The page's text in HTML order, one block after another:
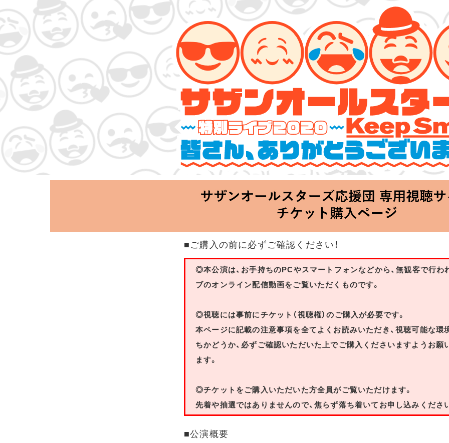
サザンオールスターズ 特別ライブ 2020
「Keep Smilin’～皆さん、ありがとうございます!!～」
2020.06.25 Thu 20:00 Start at 横浜アリーナ
■ご購入の前に必ずご確認ください！
◎本公演は、お手持ちのPCやスマートフォンなどから、無観客で行わ
ブのオンライン配信動画をご覧いただくものです。
◎視聴には事前にチケット（視聴権）のご購入が必要です。
本ページに記載の注意事項を全てよくお読みいただき、視聴可能な環
ちかどうか、必ずご確認いただいた上でご購入くださいますようお願
ます。
◎チケットをご購入いただいた方全員がご覧いただけます。
先着や抽選ではありませんので、焦らず落ち着いてお申し込みくださ
■公演概要